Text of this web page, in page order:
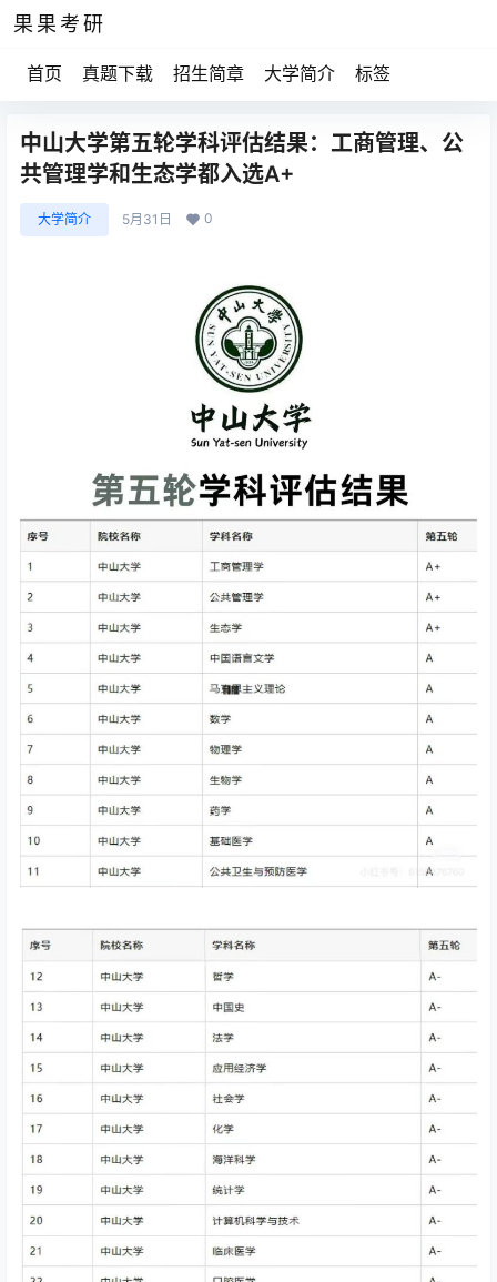
果果考研
首页 真题下载 招生简章 大学简介 标签
中山大学第五轮学科评估结果：工商管理、公
共管理学和生态学都入选A+
大学简介 5月31日 0